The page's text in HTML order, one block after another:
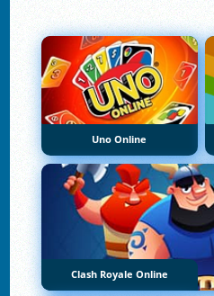
Uno Online
Clash Royale Online